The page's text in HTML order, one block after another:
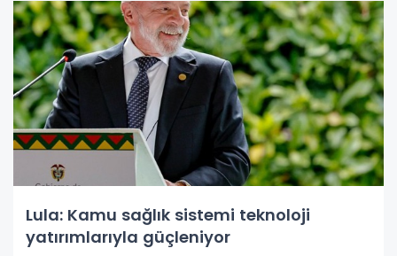
Lula: Kamu sağlık sistemi teknoloji
yatırımlarıyla güçleniyor